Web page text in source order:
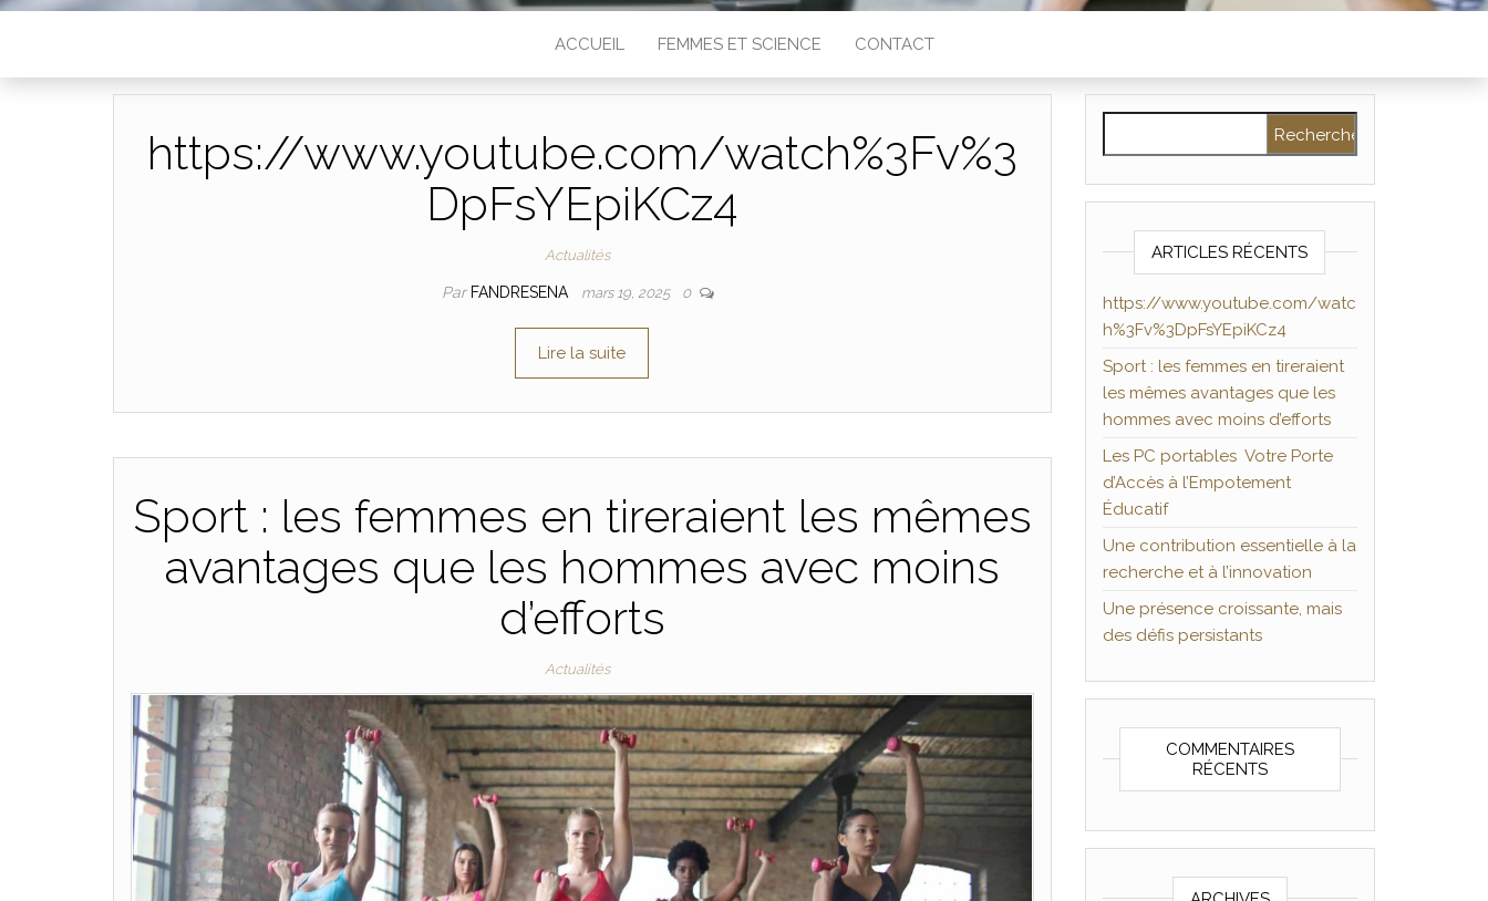
ACCUEIL FEMMES ET SCIENCE CONTACT
https://www.youtube.com/watch%3Fv%3
DpFsYEpiKCz4
Actualités
Par FANDRESENA mars 19, 2025 0
Lire la suite
Sport : les femmes en tireraient les mêmes
avantages que les hommes avec moins
d’efforts
Actualités
ARTICLES RÉCENTS
https://www.youtube.com/watc
h%3Fv%3DpFsYEpiKCz4
Sport : les femmes en tireraient
les mêmes avantages que les
hommes avec moins d’efforts
Les PC portables Votre Porte
d’Accès à l’Empotement
Éducatif
Une contribution essentielle à la
recherche et à l’innovation
Une présence croissante, mais
des défis persistants
COMMENTAIRES
RÉCENTS